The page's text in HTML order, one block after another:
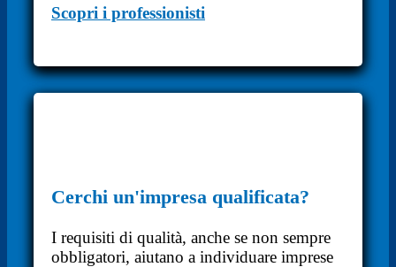
Scopri i professionisti
Cerchi un'impresa qualificata?
I requisiti di qualità, anche se non sempre
obbligatori, aiutano a individuare imprese